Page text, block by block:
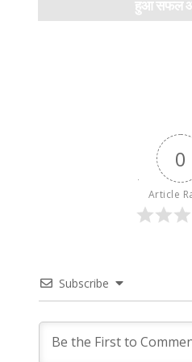
हुआ सफल
0
Article
Subscribe